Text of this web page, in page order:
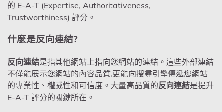
的 E-A-T (Expertise, Authoritativeness,
Trustworthiness) 評分。
什麼是反向連結?
反向連結是指其他網站上指向您網站的連結。這些外部連結
不僅能展示您網站的內容品質,更能向搜尋引擎傳遞您網站
的專業性、權威性和可信度。大量高品質的反向連結是提升
E-A-T 評分的關鍵所在。